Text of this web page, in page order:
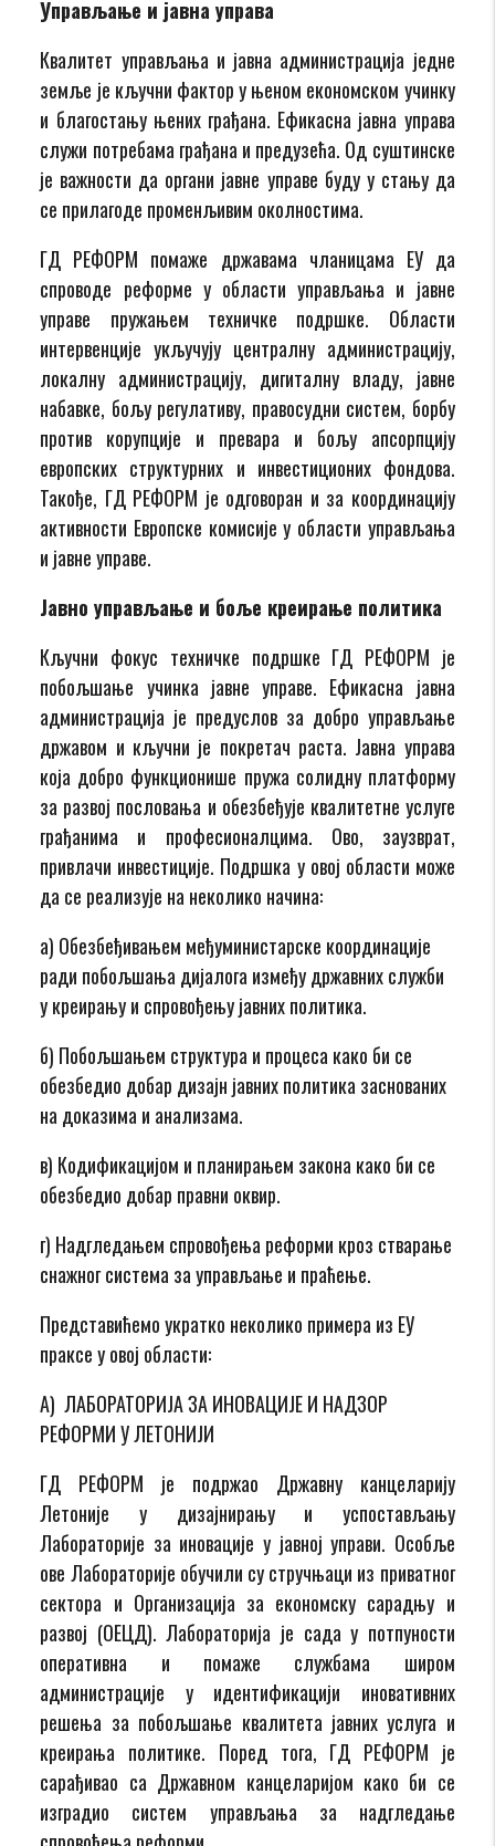
Управљање и јавна управа
Квалитет управљања и јавна администрација једне
земље је кључни фактор у њеном економском учинку
и благостању њених грађана. Ефикасна јавна управа
служи потребама грађана и предузећа. Од суштинске
је важности да органи јавне управе буду у стању да
се прилагоде променљивим околностима.
ГД РЕФОРМ помаже државама чланицама ЕУ да
спроводе реформе у области управљања и јавне
управе пружањем техничке подршке. Области
интервенције укључују централну администрацију,
локалну администрацију, дигиталну владу, јавне
набавке, бољу регулативу, правосудни систем, борбу
против корупције и превара и бољу апсорпцију
европских структурних и инвестиционих фондова.
Такође, ГД РЕФОРМ је одговоран и за координацију
активности Европске комисије у области управљања
и јавне управе.
Јавно управљање и боље креирање политика
Кључни фокус техничке подршке ГД РЕФОРМ је
побољшање учинка јавне управе. Ефикасна јавна
администрација је предуслов за добро управљање
државом и кључни је покретач раста. Јавна управа
која добро функционише пружа солидну платформу
за развој пословања и обезбеђује квалитетне услуге
грађанима и професионалцима. Ово, заузврат,
привлачи инвестиције. Подршка у овој области може
да се реализује на неколико начина:
а) Обезбеђивањем међуминистарске координације
ради побољшања дијалога између државних служби
у креирању и спровођењу јавних политика.
б) Побољшањем структура и процеса како би се
обезбедио добар дизајн јавних политика заснованих
на доказима и анализама.
в) Кодификацијом и планирањем закона како би се
обезбедио добар правни оквир.
г) Надгледањем спровођења реформи кроз стварање
снажног система за управљање и праћење.
Представићемо укратко неколико примера из ЕУ
праксе у овој области:
A) ЛАБОРАТОРИЈА ЗА ИНОВАЦИЈЕ И НАДЗОР
РЕФОРМИ У ЛЕТОНИЈИ
ГД РЕФОРМ је подржао Државну канцеларију
Летоније у дизајнирању и успостављању
Лабораторије за иновације у јавној управи. Особље
ове Лабораторије обучили су стручњаци из приватног
сектора и Организација за економску сарадњу и
развој (ОЕЦД). Лабораторија је сада у потпуности
оперативна и помаже службама широм
администрације у идентификацији иновативних
решења за побољшање квалитета јавних услуга и
креирања политике. Поред тога, ГД РЕФОРМ је
сарађивао са Државном канцеларијом како би се
изградио систем управљања за надгледање